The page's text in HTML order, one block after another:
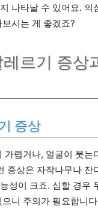
나타날 수 있어요. 의
시는 게 좋겠죠?
르기 증상
증상
가렵거나, 얼굴이 붓는
증상은 자작나무나 잔
성이 크죠. 심할 경우
니 주의가 필요합니